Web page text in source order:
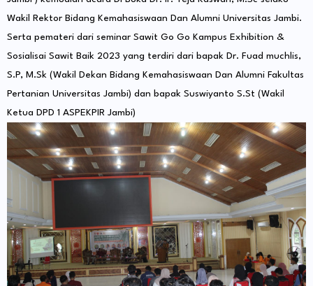
Wakil Rektor Bidang Kemahasiswaan Dan Alumni Universitas Jambi.
Serta pemateri dari seminar Sawit Go Go Kampus Exhibition &
Sosialisai Sawit Baik 2023 yang terdiri dari bapak Dr. Fuad muchlis,
S.P, M.Sk (Wakil Dekan Bidang Kemahasiswaan Dan Alumni Fakultas
Pertanian Universitas Jambi) dan bapak Suswiyanto S.St (Wakil
Ketua DPD 1 ASPEKPIR Jambi)